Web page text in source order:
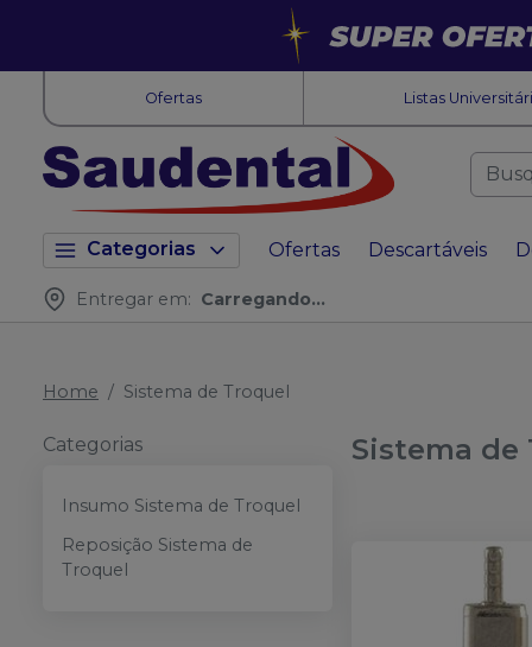
Ofertas Listas
Categorias Ofertas Descartáveis
Entregar em: Carregando...
Home Sistema de Troquel
Categorias
Insumo Sistema de Troquel
Reposição Sistema de
Troquel
Sistema de